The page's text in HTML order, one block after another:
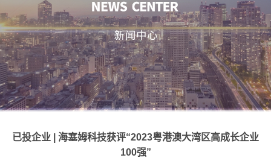
已投企业 | 海塞姆科技获评“2023粤港澳大湾区高成长企业
100强”